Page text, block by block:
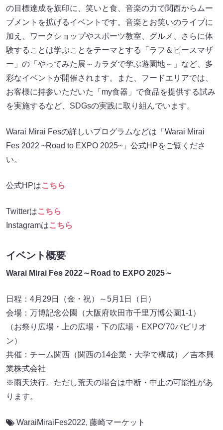
の目標達成を旗印に、笑いと食、音楽の力で関西からムー
ブメントを拡げるイベントです。音楽とお笑いのライブに
加え、ワークショップやスポーツ教室、グルメ、さらに体
験することは学ぶことをテーマとする「ラフ＆ピースマザ
ー」の「やってみた展～カラダで学ぶ遊園地～」など、多
彩なイベントが開催されます。また、フードエリアでは、
お客様に持参いただいた「my食器」で食品を提供する試み
を実施するなど、SDGsの実践に取り組んでいます。
Warai Mirai Fesの詳しいプログラムなどは「Warai Mirai
Fes 2022 ~Road to EXPO 2025~」公式HPをご覧くださ
い。
公式HPはこちら
Twitterはこちら
Instagramはこちら
イベント概要
Warai Mirai Fes 2022～Road to EXPO 2025～
日程：4月29日（金・祝）～5月1日（日）
会場：万博記念公園（大阪府吹田市千里万博公園1-1）
（お祭り広場・上の広場・下の広場・EXPO’70パビリオ
ン）
共催：チーム関西（関西の14企業・大学で構成）／吉本興
業株式会社
※雨天決行。ただし荒天の場合は中断・中止の可能性があ
ります。
WaraiMiraiFes2022, 藤崎マーケット